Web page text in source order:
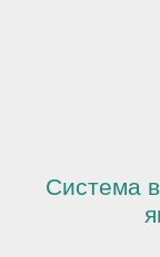
Система